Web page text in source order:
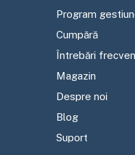
Program
Cumpără
Întrebări
Magazin
Despre noi
Blog
Suport